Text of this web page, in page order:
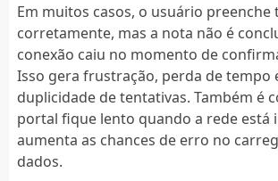
Em muitos casos, o usuário preenche
corretamente, mas a nota não é
conexão caiu no momento de
Isso gera frustração, perda de tempo
duplicidade de tentativas. Também é
portal fique lento quando a rede está
aumenta as chances de erro no
dados.